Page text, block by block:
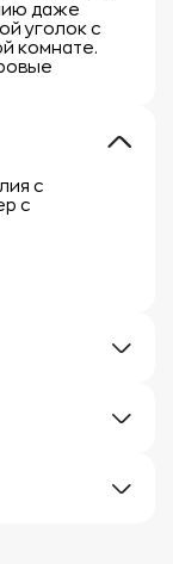
даже
уголок с
комнате.
с
с